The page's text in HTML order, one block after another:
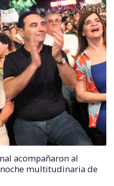
acompañaron al
multitudinaria de